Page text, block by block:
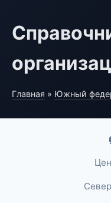
Главная » Южный